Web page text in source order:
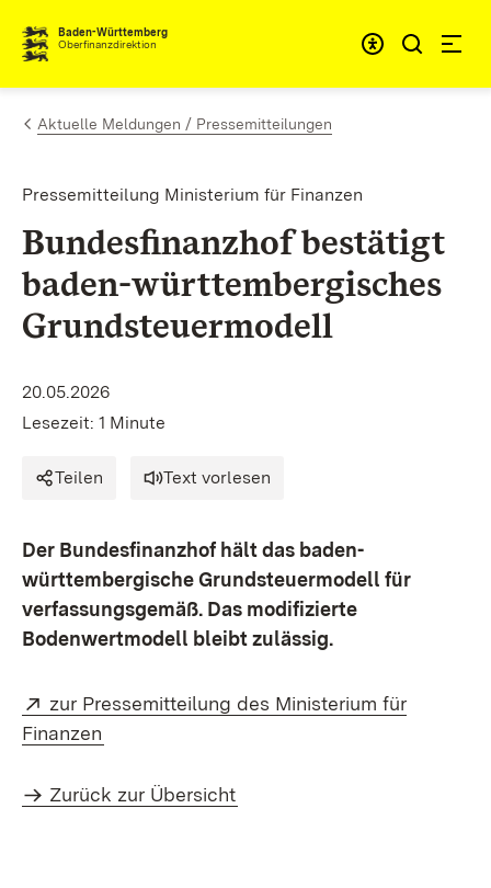
Zum Inhalt springen
Baden-Württemberg
Oberfinanzdirektion
Aktuelle Meldungen / Pressemitteilungen
Pressemitteilung Ministerium für Finanzen
Bundesfinanzhof bestätigt
baden-württembergisches
Grundsteuermodell
20.05.2026
Lesezeit: 1 Minute
Teilen Text vorlesen
Der Bundesfinanzhof hält das baden-
württembergische Grundsteuermodell für
verfassungsgemäß. Das modifizierte
Bodenwertmodell bleibt zulässig.
Extern:
zur Pressemitteilung des Ministerium für
Finanzen
Zurück zur Übersicht